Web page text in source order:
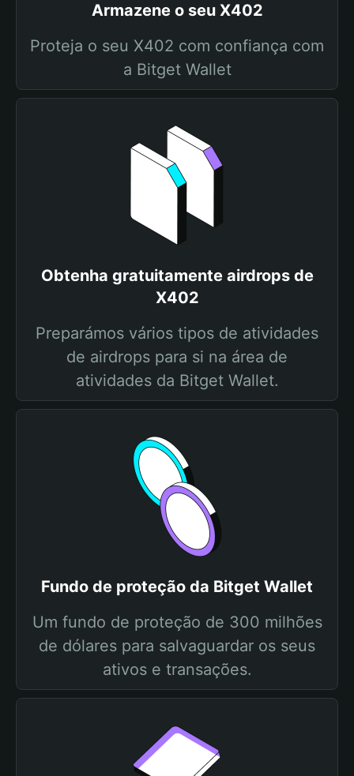
Armazene o seu X402
Proteja o seu X402 com confiança com
a Bitget Wallet
Obtenha gratuitamente airdrops de
X402
Preparámos vários tipos de atividades
de airdrops para si na área de
atividades da Bitget Wallet.
Fundo de proteção da Bitget Wallet
Um fundo de proteção de 300 milhões
de dólares para salvaguardar os seus
ativos e transações.